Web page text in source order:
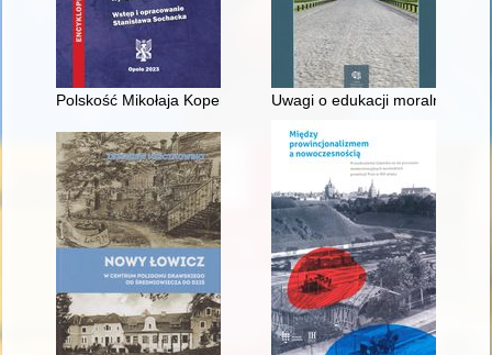
Polskość Mikołaja Kopernika z rodu ŚlązakaUwagi o edukacji moralnej